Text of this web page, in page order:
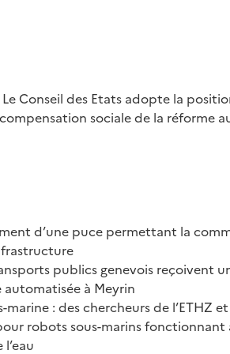
Le Conseil des Etats adopte la
sociale de la réforme
d’une puce permettant la
publics genevois reçoivent
automatisée à Meyrin
marine : des chercheurs de l’ETHZ
robots sous-marins fonctionnant